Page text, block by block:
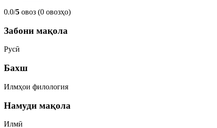
0.0/5 овоз (0 овозҳо)
Забони мақола
Русӣ
Бахш
Илмҳои филология
Намуди мақола
Илмӣ